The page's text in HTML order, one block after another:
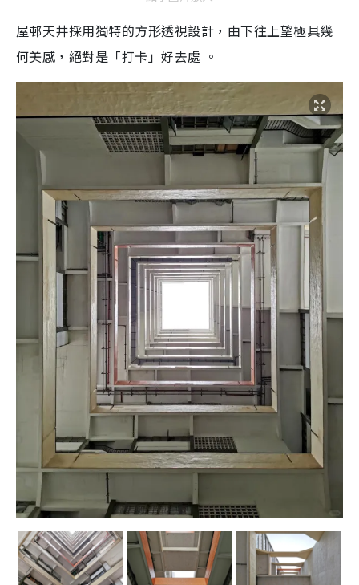
屋邨天井採用獨特的方形透視設計，由下往上望極具幾
何美感，絕對是「打卡」好去處 。